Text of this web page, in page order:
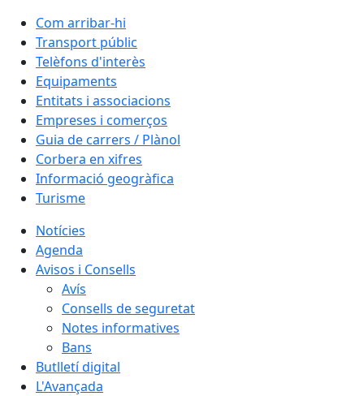
Com arribar-hi
Transport públic
Telèfons d'interès
Equipaments
Entitats i associacions
Empreses i comerços
Guia de carrers / Plànol
Corbera en xifres
Informació geogràfica
Turisme
Notícies
Agenda
Avisos i Consells
Avís
Consells de seguretat
Notes informatives
Bans
Butlletí digital
L'Avançada